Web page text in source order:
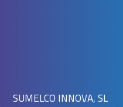
SUMELCO INNOVA, SL